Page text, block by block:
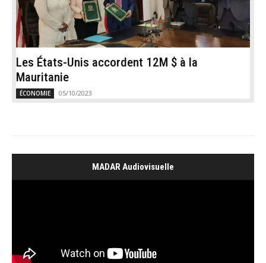
Les États-Unis accordent 12M $ à la
Mauritanie
ÉCONOMIE 05/10/2023
MADAR Audiovisuelle